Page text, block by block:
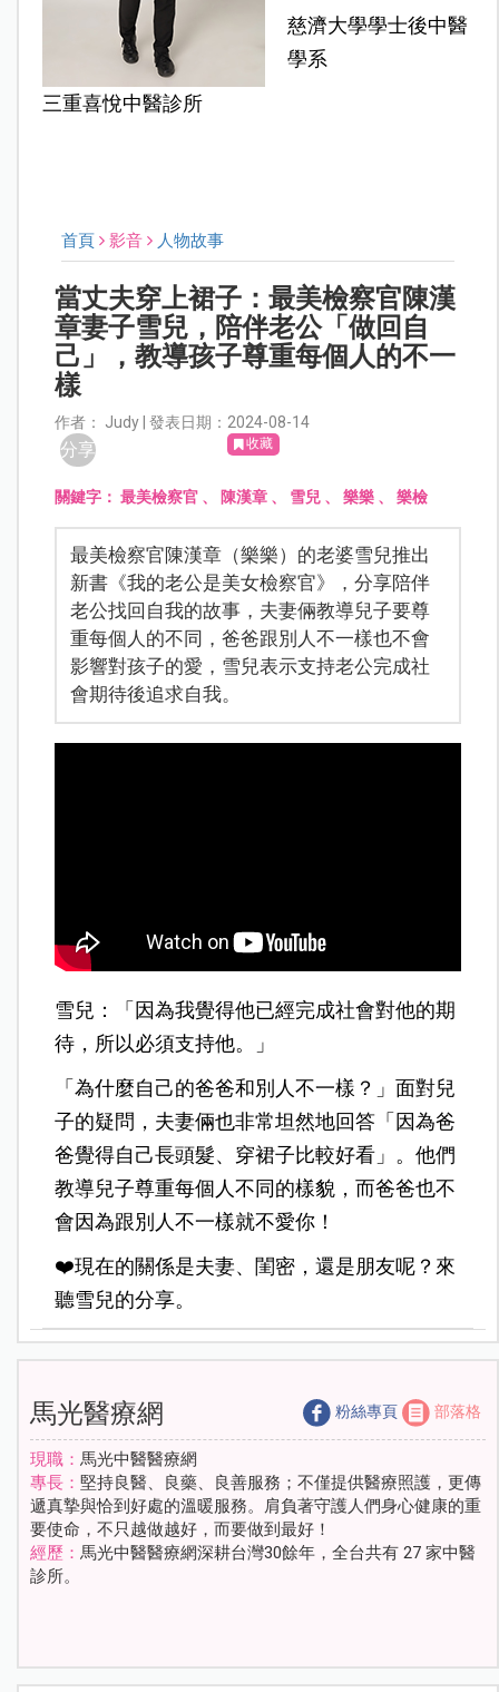
慈濟大學學士後中醫
學系
三重喜悅中醫診所
首頁 影音 人物故事
當丈夫穿上裙子：最美檢察官陳漢
章妻子雪兒，陪伴老公「做回自
己」，教導孩子尊重每個人的不一
樣
作者： Judy | 發表日期：2024-08-14
分享 收藏
關鍵字：最美檢察官 、陳漢章 、 雪兒 、樂樂 、樂檢
最美檢察官陳漢章（樂樂）的老婆雪兒推出
新書《我的老公是美女檢察官》，分享陪伴
老公找回自我的故事，夫妻倆教導兒子要尊
重每個人的不同，爸爸跟別人不一樣也不會
影響對孩子的愛，雪兒表示支持老公完成社
會期待後追求自我。
雪兒：「因為我覺得他已經完成社會對他的期
待，所以必須支持他。」
「為什麼自己的爸爸和別人不一樣？」面對兒
子的疑問，夫妻倆也非常坦然地回答「因為爸
爸覺得自己長頭髮、穿裙子比較好看」。他們
教導兒子尊重每個人不同的樣貌，而爸爸也不
會因為跟別人不一樣就不愛你！
❤️現在的關係是夫妻、閨密，還是朋友呢？來
聽雪兒的分享。
馬光醫療網 粉絲專頁 部落格
現職： 馬光中醫醫療網
專長： 堅持良醫、良藥、良善服務；不僅提供醫療照護，更傳
遞真摯與恰到好處的溫暖服務。肩負著守護人們身心健康的重
要使命，不只越做越好，而要做到最好！
經歷： 馬光中醫醫療網深耕台灣30餘年，全台共有 27 家中醫
診所。